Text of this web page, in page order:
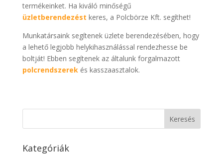
termékeinket. Ha kiváló minőségű
üzletberendezést keres, a Polcbörze Kft. segíthet!
Munkatársaink segítenek üzlete berendezésében, hogy
a lehető legjobb helykihasználással rendezhesse be
boltját! Ebben segítenek az általunk forgalmazott
polcrendszerekés kasszaasztalok.
Kategóriák